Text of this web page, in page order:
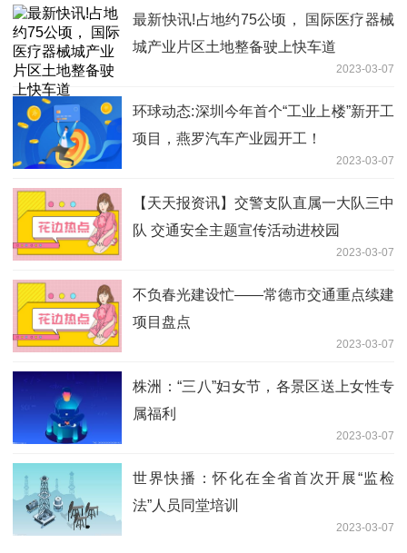
最新快讯!占地约75公顷， 国际医疗器械
城产业片区土地整备驶上快车道
2023-03-07
环球动态:深圳今年首个“工业上楼”新开工
项目，燕罗汽车产业园开工！
2023-03-07
【天天报资讯】交警支队直属一大队三中
队 交通安全主题宣传活动进校园
2023-03-07
不负春光建设忙——常德市交通重点续建
项目盘点
2023-03-07
株洲：“三八”妇女节，各景区送上女性专
属福利
2023-03-07
世界快播：怀化在全省首次开展“监检
法”人员同堂培训
2023-03-07